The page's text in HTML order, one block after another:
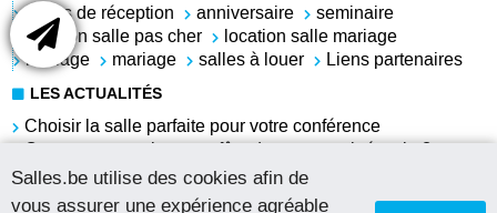
Salles.be utilise des cookies afin de
vous assurer une expérience agréable
salles de réception anniversaire
seminaire
location salle pas cher
location salle mariage
mariage
mariage salles à louer Liens partenaires
LES ACTUALITÉS
Choisir la salle parfaite pour votre conférence
Comment organiser une fête du personnel réussie ?
Louer une salle pour l'anniversaire de sa grand-mère
Salle à louer pas chère pour anniversaire